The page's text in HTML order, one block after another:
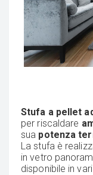
Stufa a pellet
per riscaldare
sua potenza
La stufa è
in vetro
disponibile in